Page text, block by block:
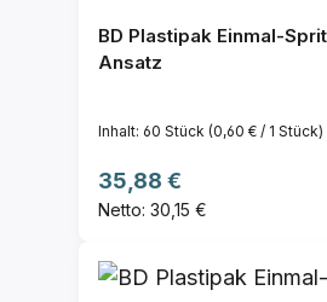
BD Plastipak Einmal-
Ansatz
Inhalt: 60 Stück (0,60 € / 1 Stück)
Regulärer Preis:
35,88 €
Netto: 30,15 €